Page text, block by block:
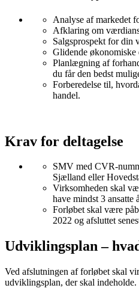
Analyse af markedet
Afklaring om
Salgsprospekt for din
Glidende økonomiske
Planlægning af
du får den bedst
Forberedelse til,
handel.
Krav for deltagelse
SMV med CVR-
Sjælland eller
Virksomheden skal
have mindst 3 ansatte
Forløbet skal være
2022 og afsluttet
Udviklingsplan –
Ved afslutningen af forløbet skal
udviklingsplan, der skal indeholde.